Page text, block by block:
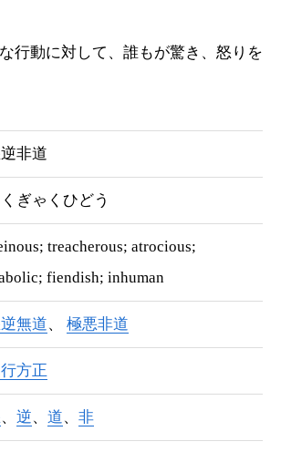
行動に対して、誰もが驚き、怒りを
非道
ぎゃくひどう
treacherous; atrocious;
fiendish; inhuman
無道 極悪非道
方正
、 逆、 道、 非